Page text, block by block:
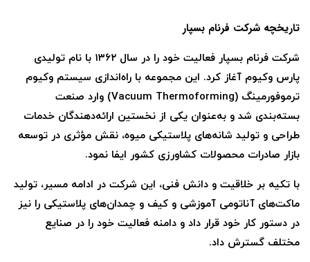
تاریخچه شرکت فرنام بسپار
شرکت فرنام بسپار فعالیت خود را در سال ۱۳۶۲ با نام تولیدی
پارس وکیوم آغاز کرد. این مجموعه با راه‌اندازی سیستم وکیوم
ترموفورمینگ (Vacuum Thermoforming) وارد صنعت
بسته‌بندی شد و به‌عنوان یکی از نخستین ارائه‌دهندگان خدمات
طراحی و تولید شانه‌های پلاستیکی میوه، نقش مؤثری در توسعه
بازار صادرات محصولات کشاورزی کشور ایفا نمود.
با تکیه بر خلاقیت و دانش فنی، این شرکت در ادامه مسیر، تولید
ماکت‌های آناتومی آموزشی و کیف و چمدان‌های پلاستیکی را نیز
در دستور کار خود قرار داد و دامنه فعالیت خود را در صنایع
مختلف گسترش داد.